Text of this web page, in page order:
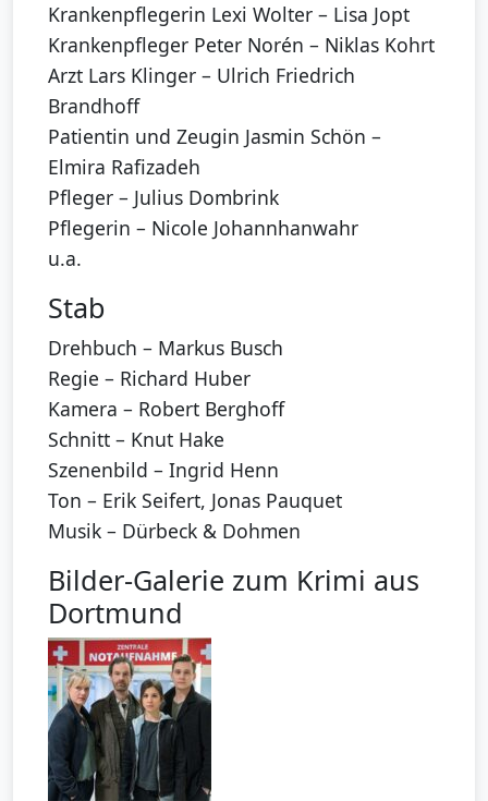
Krankenpflegerin Lexi Wolter – Lisa Jopt
Krankenpfleger Peter Norén – Niklas Kohrt
Arzt Lars Klinger – Ulrich Friedrich
Brandhoff
Patientin und Zeugin Jasmin Schön –
Elmira Rafizadeh
Pfleger – Julius Dombrink
Pflegerin – Nicole Johannhanwahr
u.a.
Stab
Drehbuch – Markus Busch
Regie – Richard Huber
Kamera – Robert Berghoff
Schnitt – Knut Hake
Szenenbild – Ingrid Henn
Ton – Erik Seifert, Jonas Pauquet
Musik – Dürbeck & Dohmen
Bilder-Galerie zum Krimi aus
Dortmund